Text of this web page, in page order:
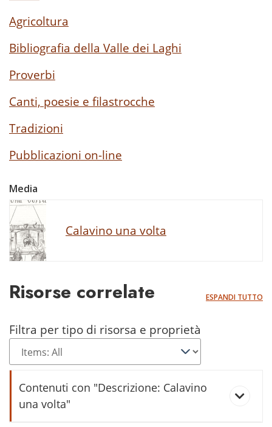
Agricoltura
Bibliografia della Valle dei Laghi
Proverbi
Canti, poesie e filastrocche
Tradizioni
Pubblicazioni on-line
Media
Calavino una volta
Risorse correlate ESPANDI TUTTO
Filtra per tipo di risorsa e proprietà
Contenuti con "Descrizione: Calavino
una volta"